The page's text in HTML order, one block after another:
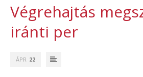
Végrehajtás
iránti per
ÁPR 22